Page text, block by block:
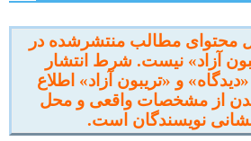
محتوای مطالب منتشرشده در
آزاد» نیست. شرط انتشار
و «تریبون آزاد» اطلاع
از مشخصات واقعی و محل
نویسندگان است.